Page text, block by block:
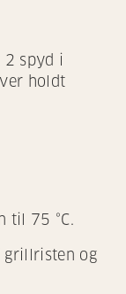
2 spyd i
holdt
til 75 °C.
grillristen og